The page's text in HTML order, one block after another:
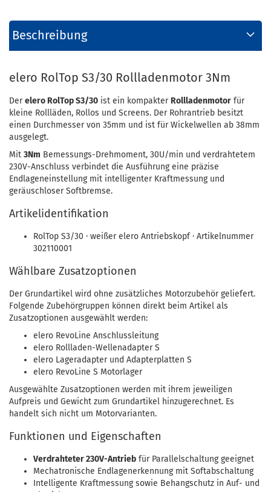
Beschreibung
elero RolTop S3/30 Rollladenmotor 3Nm
Derelero RolTop S3/30 ist ein kompakter Rollladenmotor für
kleine Rollläden, Rollos und Screens. Der Rohrantrieb besitzt
einen Durchmesser von 35mm und ist für Wickelwellen ab 38mm
ausgelegt.
Mit 3Nm Bemessungs-Drehmoment, 30U/min und verdrahtetem
230V-Anschluss verbindet die Ausführung eine präzise
Endlageneinstellung mit intelligenter Kraftmessung und
geräuschloser Softbremse.
Artikelidentifikation
RolTop S3/30 · weißer elero Antriebskopf · Artikelnummer
302110001
Wählbare Zusatzoptionen
Der Grundartikel wird ohne zusätzliches Motorzubehör geliefert.
Folgende Zubehörgruppen können direkt beim Artikel als
Zusatzoptionen ausgewählt werden:
elero RevoLine Anschlussleitung
elero Rollladen-Wellenadapter S
elero Lageradapter und Adapterplatten S
elero RevoLine S Motorlager
Ausgewählte Zusatzoptionen werden mit ihrem jeweiligen
Aufpreis und Gewicht zum Grundartikel hinzugerechnet. Es
handelt sich nicht um Motorvarianten.
Funktionen und Eigenschaften
Verdrahteter 230V-Antrieb für Parallelschaltung geeignet
Mechatronische Endlagenerkennung mit Softabschaltung
Intelligente Kraftmessung sowie Behangschutz in Auf- und